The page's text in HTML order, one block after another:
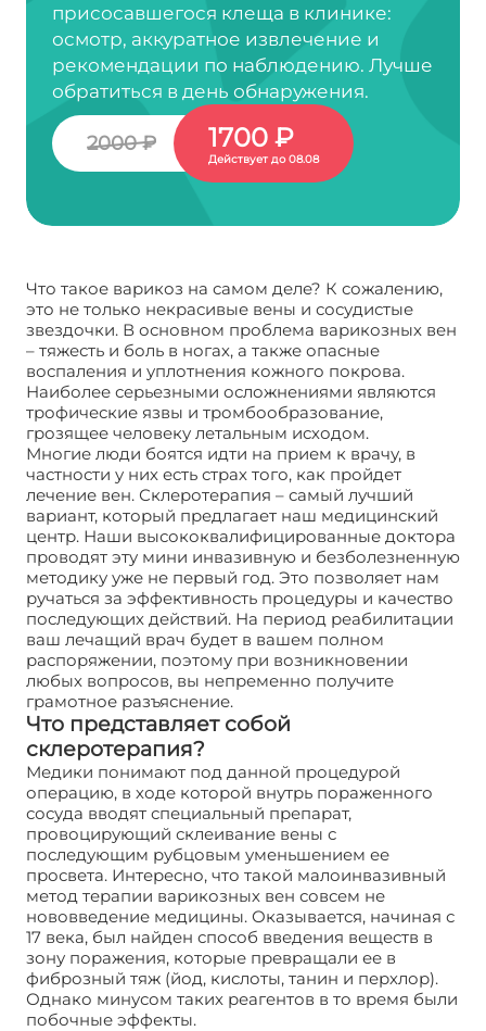
присосавшегося клеща в клинике:
осмотр, аккуратное извлечение и
рекомендации по наблюдению. Лучше
обратиться в день обнаружения.
2000 ₽ 1700 ₽
Действует до 08.08
Что такое варикоз на самом деле? К сожалению,
это не только некрасивые вены и сосудистые
звездочки. В основном проблема варикозных вен
– тяжесть и боль в ногах, а также опасные
воспаления и уплотнения кожного покрова.
Наиболее серьезными осложнениями являются
трофические язвы и тромбообразование,
грозящее человеку летальным исходом.
Многие люди боятся идти на прием к врачу, в
частности у них есть страх того, как пройдет
лечение вен. Склеротерапия – самый лучший
вариант, который предлагает наш медицинский
центр. Наши высококвалифицированные доктора
проводят эту мини инвазивную и безболезненную
методику уже не первый год. Это позволяет нам
ручаться за эффективность процедуры и качество
последующих действий. На период реабилитации
ваш лечащий врач будет в вашем полном
распоряжении, поэтому при возникновении
любых вопросов, вы непременно получите
грамотное разъяснение.
Что представляет собой
склеротерапия?
Медики понимают под данной процедурой
операцию, в ходе которой внутрь пораженного
сосуда вводят специальный препарат,
провоцирующий склеивание вены с
последующим рубцовым уменьшением ее
просвета. Интересно, что такой малоинвазивный
метод терапии варикозных вен совсем не
нововведение медицины. Оказывается, начиная с
17 века, был найден способ введения веществ в
зону поражения, которые превращали ее в
фиброзный тяж (йод, кислоты, танин и перхлор).
Однако минусом таких реагентов в то время были
побочные эффекты.